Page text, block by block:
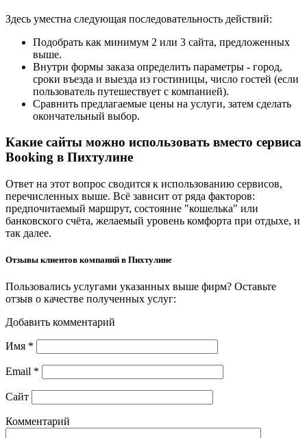
Здесь уместна следующая последовательность действий:
Подобрать как минимум 2 или 3 сайта, предложенных
выше.
Внутри формы заказа определить параметры - город,
сроки въезда и выезда из гостиницы, число гостей (если
пользователь путешествует с компанией).
Сравнить предлагаемые цены на услуги, затем сделать
окончательный выбор.
Какие сайты можно использовать вместо сервиса
Booking в Пихтулине
Ответ на этот вопрос сводится к использованию сервисов,
перечисленных выше. Всё зависит от ряда факторов:
предпочитаемый маршрут, состояние "кошелька" или
банковского счёта, желаемый уровень комфорта при отдыхе, и
так далее.
Отзывы клиентов компаний в Пихтулине
Пользовались услугами указанных выше фирм? Оставьте
отзыв о качестве полученных услуг:
Добавить комментарий
Имя *
Email *
Сайт
Комментарий